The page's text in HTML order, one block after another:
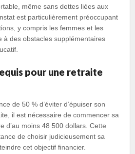
même sans dettes liées aux
est particulièrement préoccupant
y compris les femmes et les
à des obstacles supplémentaires
pour une retraite
de 50 % d’éviter d’épuiser son
il est nécessaire de commencer sa
d’au moins 48 500 dollars. Cette
de choisir judicieusement sa
cet objectif financier.